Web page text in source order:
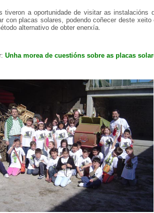
tiveron a oportunidade de visitar as instalacións
con placas solares, podendo coñecer deste xeito
alternativo de obter enerxía.
Unha morea de cuestións sobre as placas